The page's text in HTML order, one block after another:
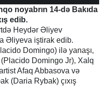
noyabrın 14-də Bakıda
edib.
Heydər Əliyev
Əliyeva iştirak edib.
Domingo) ilə yanaşı,
Domingo Jr), Xalq
Afaq Abbasova və
(Daria Rybak) çıxış